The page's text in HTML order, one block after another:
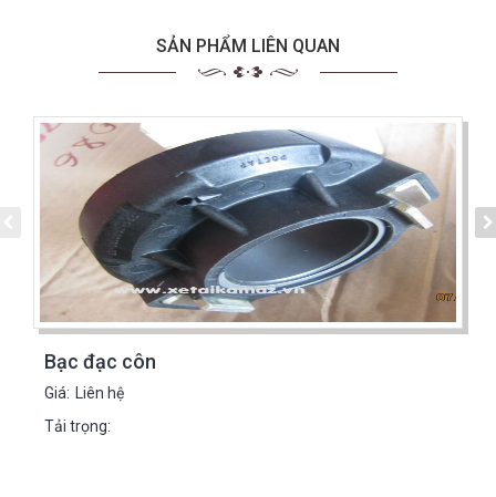
SẢN PHẨM LIÊN QUAN
Bạc đạc côn
Giá: Liên hệ
Tải trọng: